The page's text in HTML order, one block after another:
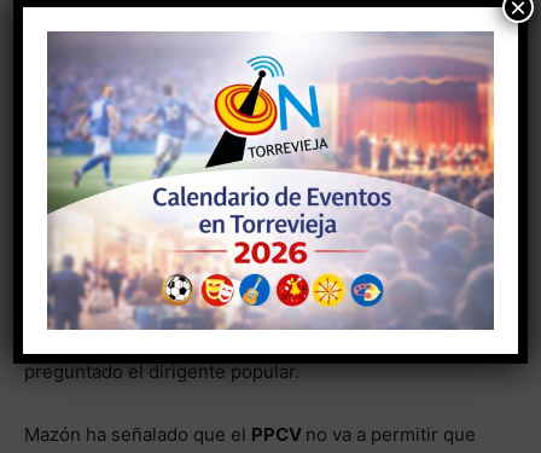
«que diga ya alto y claro si está de acuerdo con esa
tasa para el sector turístico». «El president debe
eliminar aunque solo sea como rumor esa mínima
posibilidad», ha añadido.
«Después de lachapuza del Imserso
que va a hacer
perder mucha capacidad competitiva a nuestro sector
turístico durante este otoño, después de haber
maltratado y ninguneado a todo el sector durante la
pandemia y haberlos incluso criminalizado en muchos
preguntado el dirigente popular.
Mazón ha señalado que el PPCV no va a permitir que
×